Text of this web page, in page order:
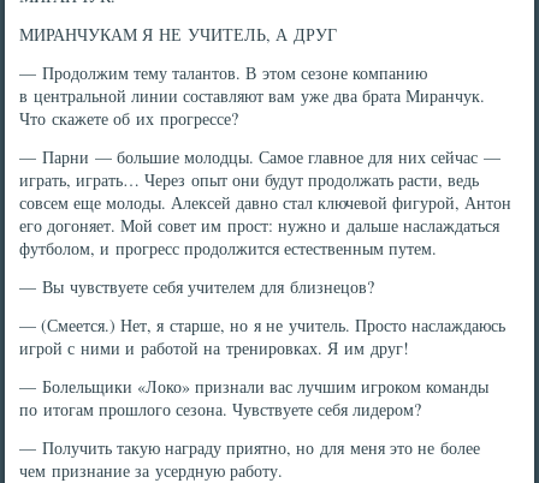
МИРАНЧУКАМ Я НЕ УЧИТЕЛЬ, А ДРУГ
— Продолжим тему талантов. В этом сезоне компанию
в центральной линии составляют вам уже два брата Миранчук.
Что скажете об их прогрессе?
— Парни — большие молодцы. Самое главное для них сейчас —
играть, играть… Через опыт они будут продолжать расти, ведь
совсем еще молоды. Алексей давно стал ключевой фигурой, Антон
его догоняет. Мой совет им прост: нужно и дальше наслаждаться
футболом, и прогресс продолжится естественным путем.
— Вы чувствуете себя учителем для близнецов?
— (Смеется.) Нет, я старше, но я не учитель. Просто наслаждаюсь
игрой с ними и работой на тренировках. Я им друг!
— Болельщики «Локо» признали вас лучшим игроком команды
по итогам прошлого сезона. Чувствуете себя лидером?
— Получить такую награду приятно, но для меня это не более
чем признание за усердную работу.